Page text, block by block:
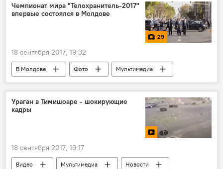
Чемпионат мира "Телохранитель-2017"
впервые состоялся в Молдове
29
18 сентября 2017, 19:32
В Молдове Фото
Мультимедиа
Кишинев
чемпионат
Ураган в Тимишоаре - шокирующие
кадры
18 сентября 2017, 19:17
Видео Мультимедиа
Новости